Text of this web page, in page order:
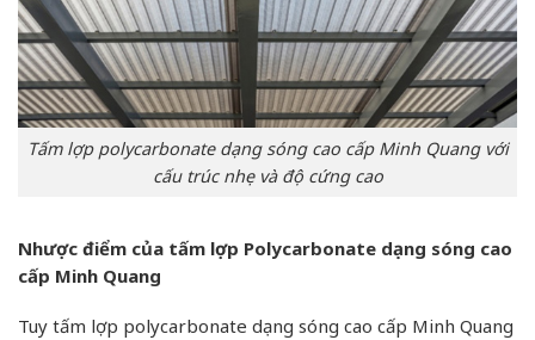
Tấm lợp polycarbonate dạng sóng cao cấp Minh Quang với
cấu trúc nhẹ và độ cứng cao
Nhược điểm của tấm lợp Polycarbonate dạng sóng cao
cấp Minh Quang
Tuy tấm lợp polycarbonate dạng sóng cao cấp Minh Quang